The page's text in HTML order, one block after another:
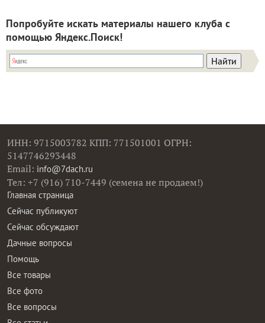
Попробуйте искать материалы нашего клуба с
помощью Яндекс.Поиск!
ИНН: 9715003782 КПП: 771501001 ОГРН:
5147746293448
Email: info@7dach.ru
Тел: +7 (916) 710-7449 (семена не продаем!)
Главная страница
Сейчас публикуют
Сейчас обсуждают
Дачные вопросы
Помощь
Все товары
Все фото
Все вопросы